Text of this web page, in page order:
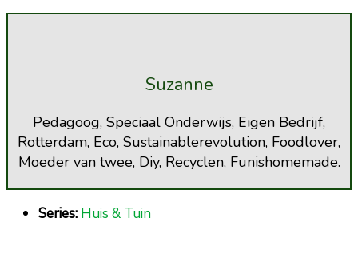
Suzanne
Pedagoog, Speciaal Onderwijs, Eigen Bedrijf,
Rotterdam, Eco, Sustainablerevolution, Foodlover,
Moeder van twee, Diy, Recyclen, Funishomemade.
Series: Huis & Tuin